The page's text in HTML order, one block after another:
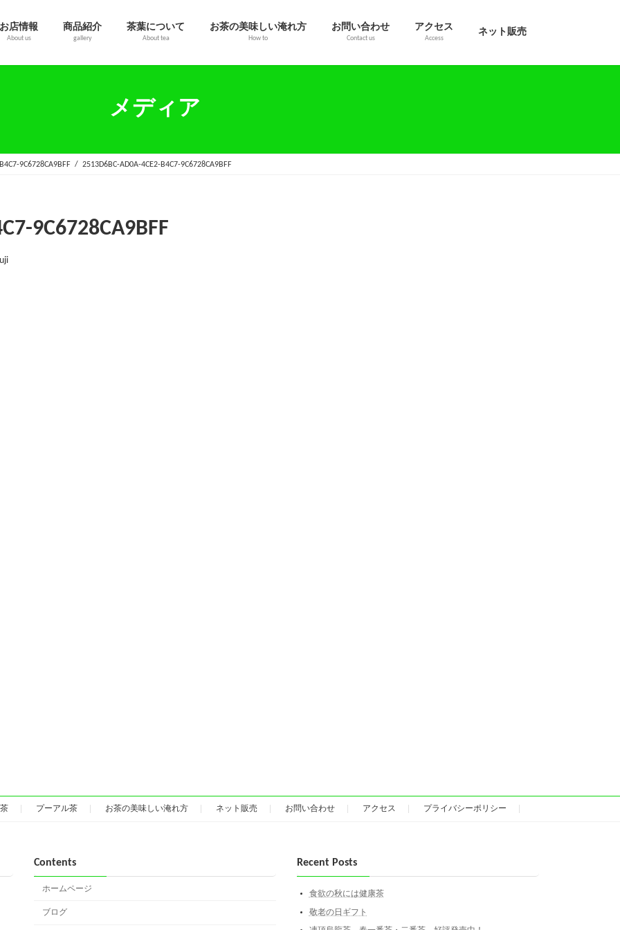
お店情報
About us
商品紹介
gallery
茶葉について
About tea
お茶の美味しい淹れ方
How to
お問い合わせ
Contact us
アクセス
Access
ネット販売
メディア
9C6728CA9BFF 2513D6BC-AD0A-4CE2-B4C7-9C6728CA9BFF
9C6728CA9BFF
プーアル茶 お茶の美味しい淹れ方 ネット販売 お問い合わせ アクセス プライバシーポリシー
Contents
ホームページ
ブログ
Recent Posts
食欲の秋には健康茶
敬老の日ギフト